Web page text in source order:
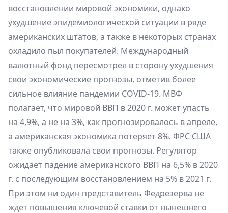
восстановлении мировой экономики, однако
ухудшение эпидемиологической ситуации в ряде
американских штатов, а также в некоторых странах
охладило пыл покупателей. Международный
валютный фонд пересмотрел в сторону ухудшения
свои экономические прогнозы, отметив более
сильное влияние пандемии COVID-19. МВФ
полагает, что мировой ВВП в 2020 г. может упасть
на 4,9%, а не на 3%, как прогнозировалось в апреле,
а американская экономика потеряет 8%. ФРС США
также опубликовала свои прогнозы. Регулятор
ожидает падение американского ВВП на 6,5% в 2020
г. с последующим восстановлением на 5% в 2021 г.
При этом ни один представитель Федрезерва не
ждет повышения ключевой ставки от нынешнего